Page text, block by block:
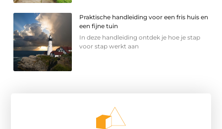
Praktische handleiding voor een fris huis en
een fijne tuin
In deze handleiding ontdek je hoe je stap
voor stap werkt aan